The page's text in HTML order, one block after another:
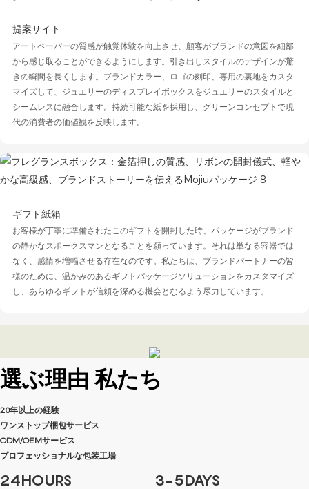
提案サイト
アートペーパーの質感が触覚体験を向上させ、顧客がブランドの意図を細部
から感じ取ることができるようにします。引き出しスタイルのデザインが驚
きの瞬間を長くします。ブランドカラー、ロゴの刻印、専用の裏地をカスタ
マイズして、ジュエリーのディスプレイボックスをジュエリーのスタイルと
シームレスに融合します。持続可能な紙を採用し、グリーンコンセプトで現
代の消費者の価値観を反映します。
ギフト紙箱
お客様が丁寧に準備されたこのギフトを開封した時、パッケージがブランド
の静かなスポークスマンとなることを願っています。それは単なる容器では
なく、感情を増幅させる存在なのです。私たちは、ブランドパートナーの皆
様のために、温かみのあるギフトパッケージソリューションをカスタマイズ
し、あらゆるギフトが信頼を深める機会となるよう尽力して​​います。
選ぶ理由 私たち
20年以上の経験
ワンストップ梱包サービス
ODM/OEMサービス
プロフェッショナルな包装工場
24HOURS 3-5DAYS